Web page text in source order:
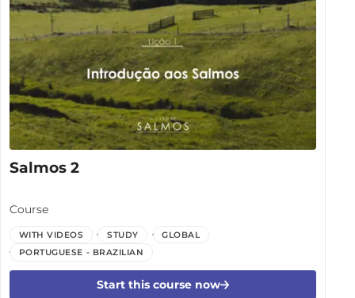
Salmos 2
Course
WITH VIDEOS STUDY
GLOBAL
PORTUGUESE - BRAZILIAN
Start this course now